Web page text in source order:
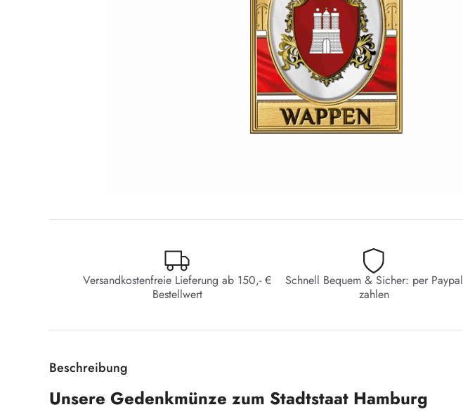
Versandkostenfreie Lieferung ab 150,- €
Bestellwert
Schnell Bequem & Sicher: per Paypal
zahlen
Beschreibung
Unsere Gedenkmünze zum Stadtstaat Hamburg